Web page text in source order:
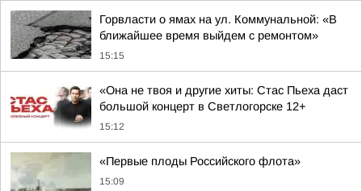
Горвласти о ямах на ул. Коммунальной: «В
ближайшее время выйдем с ремонтом»
15:15
«Она не твоя и другие хиты: Стас Пьеха даст
большой концерт в Светлогорске 12+
15:12
«Первые плоды Российского флота»
15:09